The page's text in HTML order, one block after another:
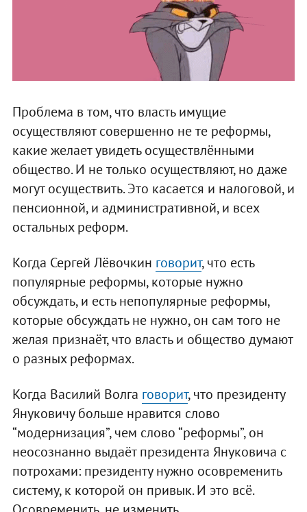
Проблема в том, что власть имущие
осуществляют совершенно не те реформы,
какие желает увидеть осуществлёнными
общество. И не только осуществляют, но даже
могут осуществить. Это касается и налоговой, и
пенсионной, и административной, и всех
остальных реформ.
Когда Сергей Лёвочкин говорит, что есть
популярные реформы, которые нужно
обсуждать, и есть непопулярные реформы,
которые обсуждать не нужно, он сам того не
желая признаёт, что власть и общество думают
о разных реформах.
Когда Василий Волга говорит, что президенту
Януковичу больше нравится слово
“модернизация”, чем слово “реформы”, он
неосознанно выдаёт президента Януковича с
потрохами: президенту нужно осовременить
систему, к которой он привык. И это всё.